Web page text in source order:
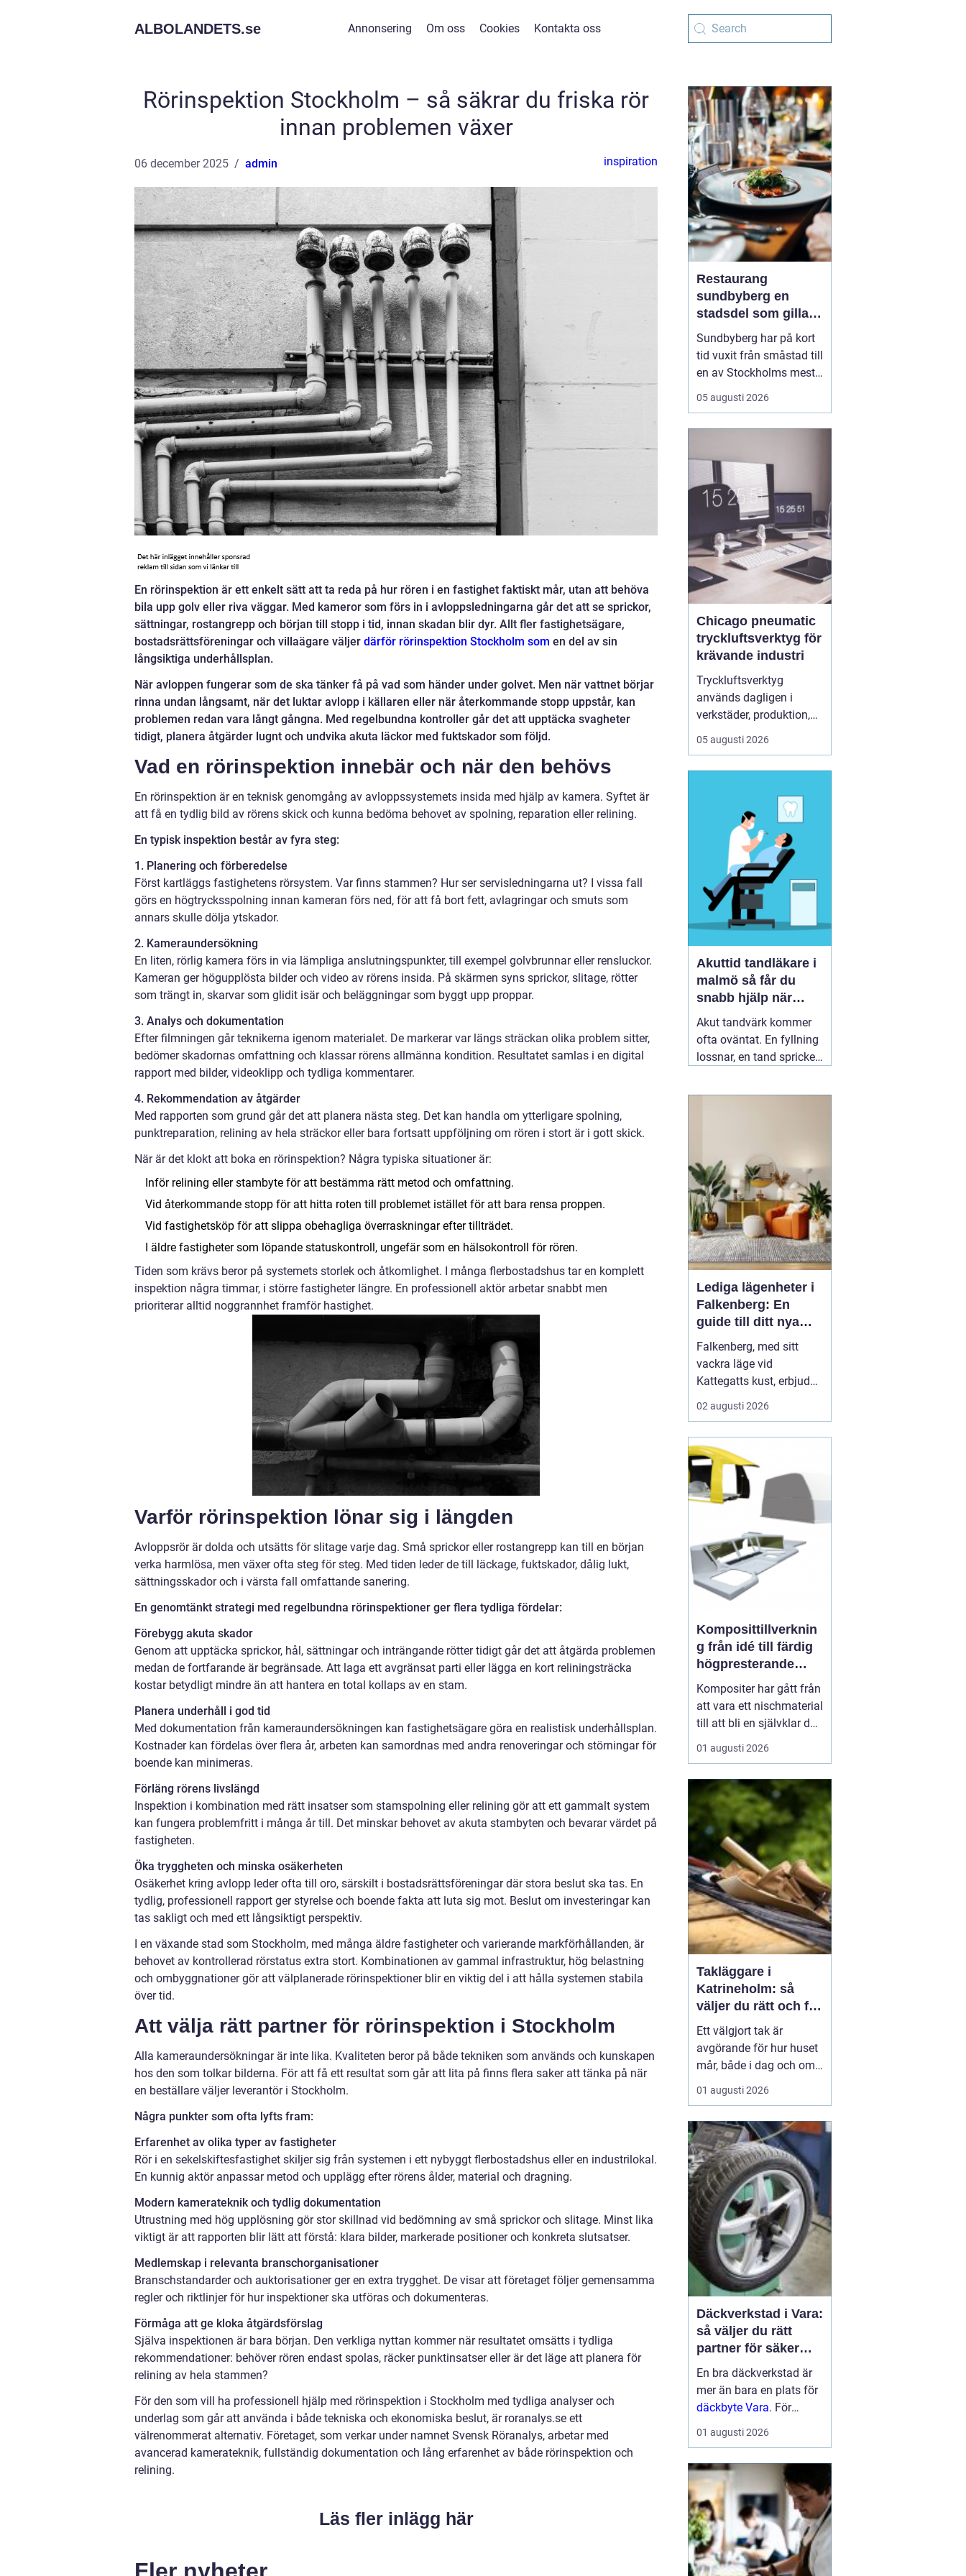
ALBOLANDETS.se Annonsering Om oss Cookies Kontakta oss
Rörinspektion Stockholm – så säkrar du friska rör
innan problemen växer
06 december 2025 admin inspiration
En rörinspektion är ett enkelt sätt att ta reda på hur rören i en fastighet faktiskt mår, utan att behöva
bila upp golv eller riva väggar. Med kameror som förs in i avloppsledningarna går det att se sprickor,
sättningar, rostangrepp och början till stopp i tid, innan skadan blir dyr. Allt fler fastighetsägare,
bostadsrättsföreningar och villaägare väljer därför rörinspektion Stockholm som en del av sin
långsiktiga underhållsplan.
När avloppen fungerar som de ska tänker få på vad som händer under golvet. Men när vattnet börjar
rinna undan långsamt, när det luktar avlopp i källaren eller när återkommande stopp uppstår, kan
problemen redan vara långt gångna. Med regelbundna kontroller går det att upptäcka svagheter
tidigt, planera åtgärder lugnt och undvika akuta läckor med fuktskador som följd.
Vad en rörinspektion innebär och när den behövs
En rörinspektion är en teknisk genomgång av avloppssystemets insida med hjälp av kamera. Syftet är
att få en tydlig bild av rörens skick och kunna bedöma behovet av spolning, reparation eller relining.
En typisk inspektion består av fyra steg:
1. Planering och förberedelse
Först kartläggs fastighetens rörsystem. Var finns stammen? Hur ser servisledningarna ut? I vissa fall
görs en högtrycksspolning innan kameran förs ned, för att få bort fett, avlagringar och smuts som
annars skulle dölja ytskador.
2. Kameraundersökning
En liten, rörlig kamera förs in via lämpliga anslutningspunkter, till exempel golvbrunnar eller rensluckor.
Kameran ger högupplösta bilder och video av rörens insida. På skärmen syns sprickor, slitage, rötter
som trängt in, skarvar som glidit isär och beläggningar som byggt upp proppar.
3. Analys och dokumentation
Efter filmningen går teknikerna igenom materialet. De markerar var längs sträckan olika problem sitter,
bedömer skadornas omfattning och klassar rörens allmänna kondition. Resultatet samlas i en digital
rapport med bilder, videoklipp och tydliga kommentarer.
4. Rekommendation av åtgärder
Med rapporten som grund går det att planera nästa steg. Det kan handla om ytterligare spolning,
punktreparation, relining av hela sträckor eller bara fortsatt uppföljning om rören i stort är i gott skick.
När är det klokt att boka en rörinspektion? Några typiska situationer är:
Inför relining eller stambyte för att bestämma rätt metod och omfattning.
Vid återkommande stopp för att hitta roten till problemet istället för att bara rensa proppen.
Vid fastighetsköp för att slippa obehagliga överraskningar efter tillträdet.
I äldre fastigheter som löpande statuskontroll, ungefär som en hälsokontroll för rören.
Tiden som krävs beror på systemets storlek och åtkomlighet. I många flerbostadshus tar en komplett
inspektion några timmar, i större fastigheter längre. En professionell aktör arbetar snabbt men
prioriterar alltid noggrannhet framför hastighet.
Varför rörinspektion lönar sig i längden
Avloppsrör är dolda och utsätts för slitage varje dag. Små sprickor eller rostangrepp kan till en början
verka harmlösa, men växer ofta steg för steg. Med tiden leder de till läckage, fuktskador, dålig lukt,
sättningsskador och i värsta fall omfattande sanering.
En genomtänkt strategi med regelbundna rörinspektioner ger flera tydliga fördelar:
Förebygg akuta skador
Genom att upptäcka sprickor, hål, sättningar och inträngande rötter tidigt går det att åtgärda problemen
medan de fortfarande är begränsade. Att laga ett avgränsat parti eller lägga en kort reliningsträcka
kostar betydligt mindre än att hantera en total kollaps av en stam.
Planera underhåll i god tid
Med dokumentation från kameraundersökningen kan fastighetsägare göra en realistisk underhållsplan.
Kostnader kan fördelas över flera år, arbeten kan samordnas med andra renoveringar och störningar för
boende kan minimeras.
Förläng rörens livslängd
Inspektion i kombination med rätt insatser som stamspolning eller relining gör att ett gammalt system
kan fungera problemfritt i många år till. Det minskar behovet av akuta stambyten och bevarar värdet på
fastigheten.
Öka tryggheten och minska osäkerheten
Osäkerhet kring avlopp leder ofta till oro, särskilt i bostadsrättsföreningar där stora beslut ska tas. En
tydlig, professionell rapport ger styrelse och boende fakta att luta sig mot. Beslut om investeringar kan
tas sakligt och med ett långsiktigt perspektiv.
I en växande stad som Stockholm, med många äldre fastigheter och varierande markförhållanden, är
behovet av kontrollerad rörstatus extra stort. Kombinationen av gammal infrastruktur, hög belastning
och ombyggnationer gör att välplanerade rörinspektioner blir en viktig del i att hålla systemen stabila
över tid.
Att välja rätt partner för rörinspektion i Stockholm
Alla kameraundersökningar är inte lika. Kvaliteten beror på både tekniken som används och kunskapen
hos den som tolkar bilderna. För att få ett resultat som går att lita på finns flera saker att tänka på när
en beställare väljer leverantör i Stockholm.
Några punkter som ofta lyfts fram:
Erfarenhet av olika typer av fastigheter
Rör i en sekelskiftesfastighet skiljer sig från systemen i ett nybyggt flerbostadshus eller en industrilokal.
En kunnig aktör anpassar metod och upplägg efter rörens ålder, material och dragning.
Modern kamerateknik och tydlig dokumentation
Utrustning med hög upplösning gör stor skillnad vid bedömning av små sprickor och slitage. Minst lika
viktigt är att rapporten blir lätt att förstå: klara bilder, markerade positioner och konkreta slutsatser.
Medlemskap i relevanta branschorganisationer
Branschstandarder och auktorisationer ger en extra trygghet. De visar att företaget följer gemensamma
regler och riktlinjer för hur inspektioner ska utföras och dokumenteras.
Förmåga att ge kloka åtgärdsförslag
Själva inspektionen är bara början. Den verkliga nyttan kommer när resultatet omsätts i tydliga
rekommendationer: behöver rören endast spolas, räcker punktinsatser eller är det läge att planera för
relining av hela stammen?
För den som vill ha professionell hjälp med rörinspektion i Stockholm med tydliga analyser och
underlag som går att använda i både tekniska och ekonomiska beslut, är roranalys.se ett
välrenommerat alternativ. Företaget, som verkar under namnet Svensk Röranalys, arbetar med
avancerad kamerateknik, fullständig dokumentation och lång erfarenhet av både rörinspektion och
relining.
Läs fler inlägg här
Restaurang
sundbyberg en
stadsdel som gillar
mat, sport och
spontana möten
Sundbyberg har på kort
tid vuxit från småstad till
en av Stockholms mest
levande knutpunkter.
Med nya bostäder,
också restauranglivet
tagit fart. Här blandas
kvarterskrogar, trendiga
bistron och sportbarer
05 augusti 2026
Chicago pneumatic
tryckluftsverktyg för
krävande industri
Tryckluftsverktyg
används dagligen i
verkstäder, produktion,
service och underhåll. De
ska leverera högt
säkra och ergonomiska
för användaren. Chicago
Pneumatic är ett av de
mest etablerade namnen
05 augusti 2026
Akuttid tandläkare i
malmö så får du
snabb hjälp när
tanden gör ont
Akut tandvärk kommer
ofta oväntat. En fyllning
lossnar, en tand spricker
svullnar upp över en
snabbt
04 augusti 2026
Lediga lägenheter i
Falkenberg: En
guide till ditt nya
hem
Falkenberg, med sitt
vackra läge vid
Kattegatts kust, erbjuder
en unik livsupplevelse
för privatpersoner och
letar efter lediga
lägenheter Falkenberg,
finns det ett flertal
möjligheter att utforska.
02 augusti 2026
Komposittillverknin
g från idé till färdig
högpresterande
produkt
Kompositer har gått från
att vara ett nischmaterial
till att bli en självklar del
i allt från vindkraftverk
och tåg till
specialfordon.
Komposittillverkning
handlar om att
kombinera två eller fler
material för att skapa
något som...
01 augusti 2026
Takläggare i
Katrineholm: så
väljer du rätt och får
ett tak som håller
Ett välgjort tak är
avgörande för hur huset
mår, både i dag och om
tjugo år. I Katrineholm
märks varje årstid
regniga höstar och heta
sommardagar sliter hårt
på...
01 augusti 2026
Däckverkstad i Vara:
så väljer du rätt
partner för säker
körning året runt
En bra däckverkstad är
mer än bara en plats för
däckbyte Vara. För
bilägare i Vara handlar
valet om säkerhet,
01 augusti 2026